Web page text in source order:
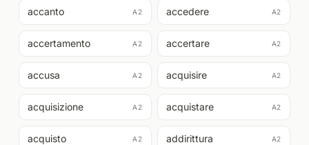
accanto A2 accedere A2
accertamento A2 accertare A2
accusa A2 acquisire A2
acquisizione A2 acquistare A2
acquisto A2 addirittura A2